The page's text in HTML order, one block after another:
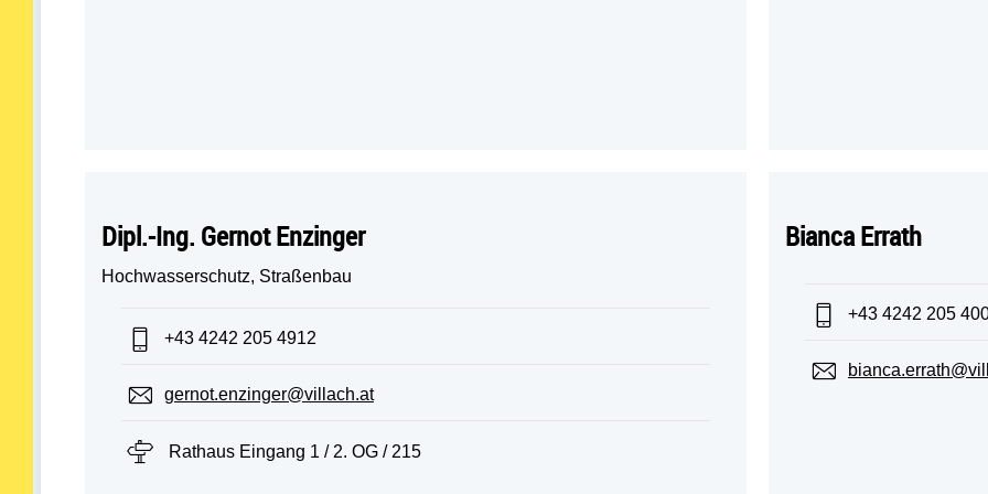
Dipl.-Ing. Gernot Enzinger
Hochwasserschutz, Straßenbau
Telefon:
+43 4242 205 4912
E-Mail:
gernot.enzinger@villach.at
Standort:
Rathaus Eingang 1 / 2. OG / 215
Bianca Errath
Telefon:
+43 4242 205
E-Mail: